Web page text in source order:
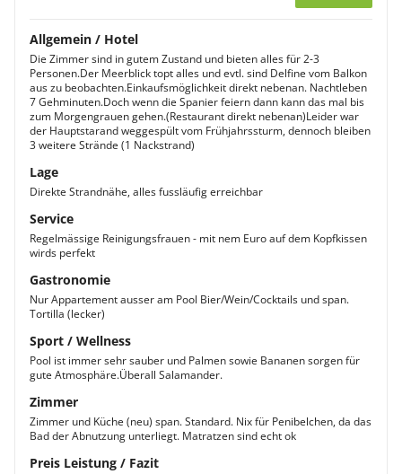
Allgemein / Hotel
Die Zimmer sind in gutem Zustand und bieten alles für 2-3
Personen.Der Meerblick topt alles und evtl. sind Delfine vom Balkon
aus zu beobachten.Einkaufsmöglichkeit direkt nebenan. Nachtleben
7 Gehminuten.Doch wenn die Spanier feiern dann kann das mal bis
zum Morgengrauen gehen.(Restaurant direkt nebenan)Leider war
der Hauptstarand weggespült vom Frühjahrssturm, dennoch bleiben
3 weitere Strände (1 Nackstrand)
Lage
Direkte Strandnähe, alles fussläufig erreichbar
Service
Regelmässige Reinigungsfrauen - mit nem Euro auf dem Kopfkissen
wirds perfekt
Gastronomie
Nur Appartement ausser am Pool Bier/Wein/Cocktails und span.
Tortilla (lecker)
Sport / Wellness
Pool ist immer sehr sauber und Palmen sowie Bananen sorgen für
gute Atmosphäre.Überall Salamander.
Zimmer
Zimmer und Küche (neu) span. Standard. Nix für Penibelchen, da das
Bad der Abnutzung unterliegt. Matratzen sind echt ok
Preis Leistung / Fazit